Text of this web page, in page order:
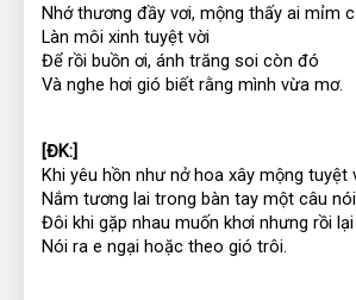
Nhớ thương đầy vơi, mộng thấy ai mỉm
Làn môi xinh tuyệt vời
Để rồi buồn ơi, ánh trăng soi còn đó
Và nghe hơi gió biết rằng mình vừa mơ.
[ĐK:]
Khi yêu hồn như nở hoa xây mộng tuyệt
Nắm tương lai trong bàn tay một câu
Đôi khi gặp nhau muốn khơi nhưng rồi
Nói ra e ngại hoặc theo gió trôi.